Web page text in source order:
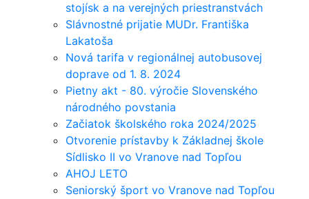
stojísk a na verejných priestranstvách
Slávnostné prijatie MUDr. Františka
Lakatoša
Nová tarifa v regionálnej autobusovej
doprave od 1. 8. 2024
Pietny akt - 80. výročie Slovenského
národného povstania
Začiatok školského roka 2024/2025
Otvorenie prístavby k Základnej škole
Sídlisko II vo Vranove nad Topľou
AHOJ LETO
Seniorský šport vo Vranove nad Topľou